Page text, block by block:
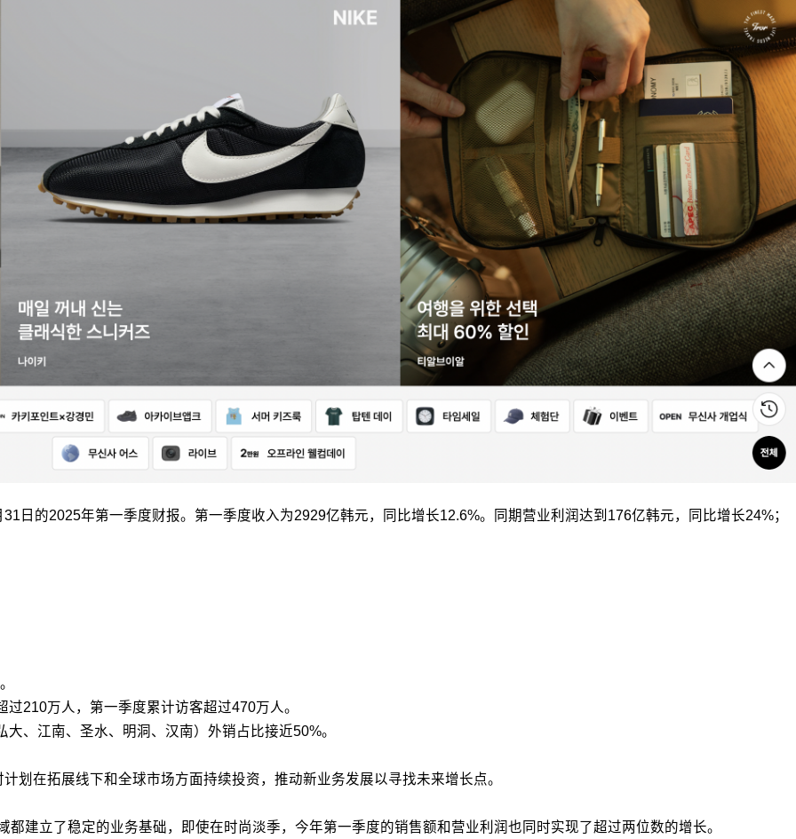
日的2025年第一季度财报。第一季度收入为2929亿韩元，同比增长12.6%。同期营业利润达到176亿韩元，同比增长24%；
210万人，第一季度累计访客超过470万人。
、江南、圣水、明洞、汉南）外销占比接近50%。
划在拓展线下和全球市场方面持续投资，推动新业务发展以寻找未来增长点。
建立了稳定的业务基础，即使在时尚淡季，今年第一季度的销售额和营业利润也同时实现了超过两位数的增长。